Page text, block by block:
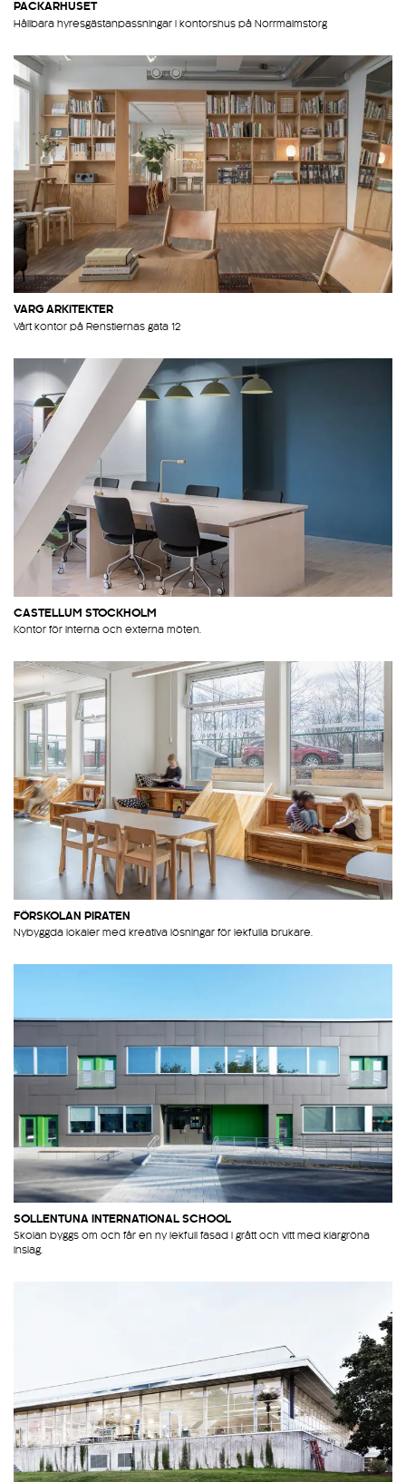
PACKARHUSET
Hållbara hyresgästanpassningar i kontorshus på Norrmalmstorg
VARG ARKITEKTER
Vårt kontor på Renstiernas gata 12
CASTELLUM STOCKHOLM
Kontor för interna och externa möten.
FÖRSKOLAN PIRATEN
Nybyggda lokaler med kreativa lösningar för lekfulla brukare.
SOLLENTUNA INTERNATIONAL SCHOOL
Skolan byggs om och får en ny lekfull fasad i grått och vitt med klargröna
inslag.